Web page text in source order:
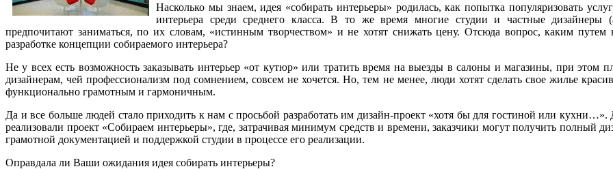
Насколько мы знаем, идея «собирать интерьеры» родилась, как попытка популяризовать
интерьера среди среднего класса. В то же время многие студии и частные дизайнеры
предпочитают заниматься, по их словам, «истинным творчеством» и не хотят снижать цену. Отсюда вопрос, каким
разработке концепции собираемого интерьера?
Не у всех есть возможность заказывать интерьер «от кутюр» или тратить время на выезды в салоны и магазины, при этом
дизайнерам, чей профессионализм под сомнением, совсем не хочется. Но, тем не менее, люди хотят сделать свое жилье
функционально грамотным и гармоничным.
Да и все больше людей стало приходить к нам с просьбой разработать им дизайн-проект «хотя бы для гостиной или
реализовали проект «Собираем интерьеры», где, затрачивая минимум средств и времени, заказчики могут получить полный
грамотной документацией и поддержкой студии в процессе его реализации.
Оправдала ли Ваши ожидания идея собирать интерьеры?